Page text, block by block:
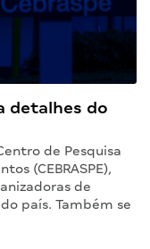
detalhes do
de Pesquisa
(CEBRASPE),
de
país. Também se